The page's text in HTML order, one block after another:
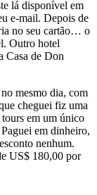
lá disponível em
e-mail. Depois de
no seu cartão… o
Outro hotel
Casa de Don
mesmo dia, com
cheguei fiz uma
em um único
em dinheiro,
nenhum.
US$ 180,00 por